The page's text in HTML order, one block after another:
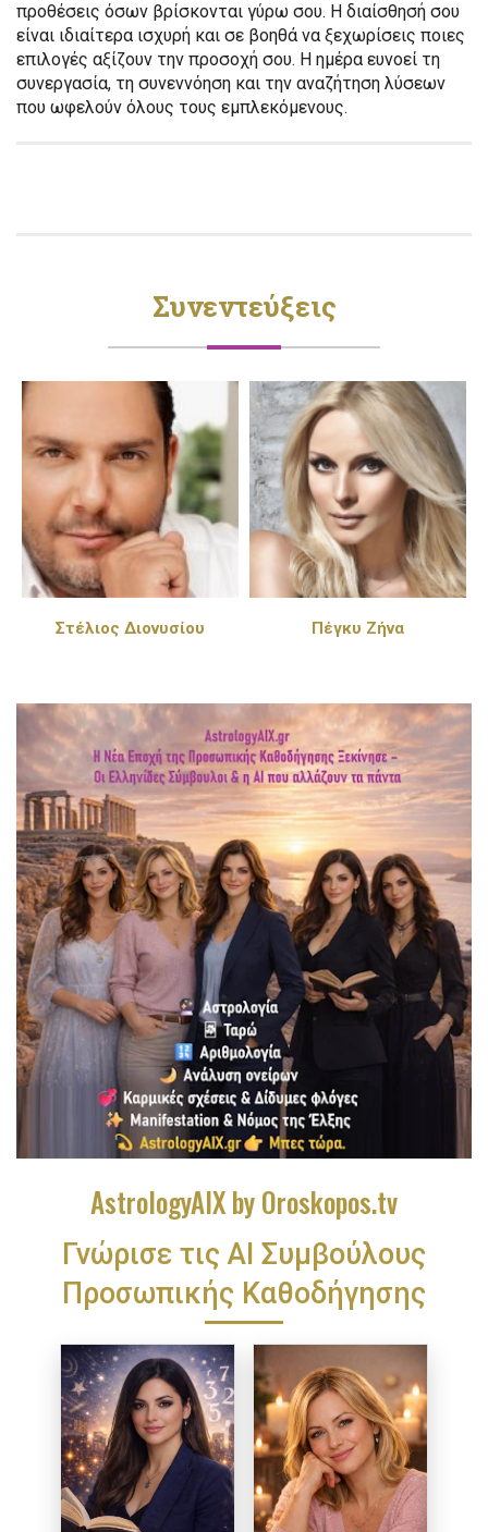
προθέσεις όσων βρίσκονται γύρω σου. Η διαίσθησή σου
είναι ιδιαίτερα ισχυρή και σε βοηθά να ξεχωρίσεις ποιες
επιλογές αξίζουν την προσοχή σου. Η ημέρα ευνοεί τη
συνεργασία, τη συνεννόηση και την αναζήτηση λύσεων
που ωφελούν όλους τους εμπλεκόμενους.
Συνεντεύξεις
Στέλιος Διονυσίου Πέγκυ Ζήνα
AstrologyAIX by Oroskopos.tv
Γνώρισε τις ΑΙ Συμβούλους
Προσωπικής Καθοδήγησης